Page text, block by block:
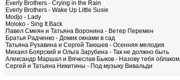
Everly Brothers - Crying in the Rain
Everly Brothers - Wake Up Little Susie
Modjo - Lady
Moloko - Sing It Back
Павел Смеян и Татьяна Воронина - Ветер Перемен
Братья Радченко - Домик окнами в сад
Татьяна Рузавина и Сергей Таюшев - Осенняя мелодия
Михаил Боярский и Ольга Зарубина - Так не должно быть
Александр Маршал и Вячеслав Быков - Назову тебя облаком
Сергей и Татьяна Никитины - Под музыку Вивальди